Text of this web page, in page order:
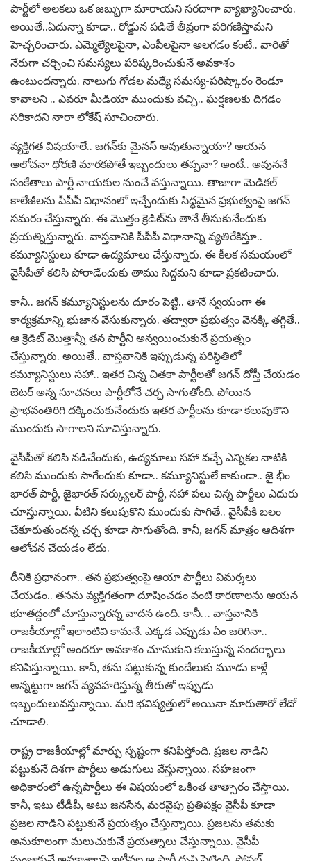
పార్టీలో అల‌క‌లు ఒక జ‌బ్బుగా మారాయ‌ని స‌ర‌దాగా వ్యాఖ్యానించారు.
అయితే..ఏదున్నా కూడా.. రోడ్డున ప‌డితే తీవ్రంగా ప‌రిగ‌ణిస్తామ‌ని
హెచ్చ‌రించారు. ఎమ్మెల్యేల‌పైనా, ఎంపీల‌పైనా అల‌గ‌డం కంటే.. వారితో
నేరుగా చ‌ర్చించి స‌మ‌స్య‌లు ప‌రిష్క‌రించుకునే అవ‌కాశం
ఉంటుంద‌న్నారు. నాలుగు గోడ‌ల మ‌ధ్యే స‌మ‌స్య‌-ప‌రిష్కారం రెండూ
కావాల‌ని .. ఎవ‌రూ మీడియా ముందుకు వ‌చ్చి.. ఘ‌ర్ష‌ణ‌ల‌కు దిగ‌డం
స‌రికాద‌ని నారా లోకేష్ సూచించారు.
వ్య‌క్తిగ‌త విష‌యాలే.. జ‌గ‌న్‌కు మైన‌స్ అవుతున్నాయా? ఆయ‌న
ఆలోచ‌నా ధోర‌ణి మార‌క‌పోతే ఇబ్బందులు త‌ప్ప‌వా? అంటే.. అవున‌నే
సంకేతాలు పార్టీ నాయ‌కుల నుంచే వ‌స్తున్నాయి. తాజాగా మెడిక‌ల్
కాలేజీల‌ను పీపీపీ విధానంలో ఇచ్చేందుకు సిద్ధ‌మైన ప్ర‌భుత్వంపై జ‌గ‌న్
స‌మ‌రం చేస్తున్నారు. ఈ మొత్తం క్రెడిట్‌ను తానే తీసుకునేందుకు
ప్ర‌య‌త్నిస్తున్నారు. వాస్త‌వానికి పీపీపీ విధానాన్ని వ్య‌తిరేకిస్తూ..
క‌మ్యూనిస్టులు కూడా ఉద్య‌మాలు చేస్తున్నారు. ఈ కీల‌క స‌మ‌యంలో
వైసీపీతో క‌లిసి పోరాడేందుకు తాము సిద్ధ‌మ‌ని కూడా ప్ర‌క‌టించారు.
కానీ.. జ‌గ‌న్ క‌మ్యూనిస్టుల‌ను దూరం పెట్టి.. తానే స్వ‌యంగా ఈ
కార్య‌క్ర‌మాన్ని భుజాన వేసుకున్నారు. తద్వారా ప్ర‌భుత్వం వెన‌క్కి త‌గ్గితే..
ఆ క్రెడిట్ మొత్తాన్నీ త‌న పార్టీని అన్వ‌యించుకునే ప్ర‌య‌త్నం
చేస్తున్నారు. అయితే.. వాస్త‌వానికి ఇప్పుడున్న ప‌రిస్థితిలో
క‌మ్యూనిస్టులు స‌హా.. ఇత‌ర చిన్న చిత‌కా పార్టీల‌తో జ‌గ‌న్ దోస్తీ చేయ‌డం
బెట‌ర్ అన్న సూచ‌న‌లు పార్టీలోనే చ‌ర్చ సాగుతోంది. పోయిన
ప్రాభ‌వంతిరిగి ద‌క్కించుకునేందుకు ఇత‌ర పార్టీల‌ను కూడా క‌లుపుకొని
ముందుకు సాగాల‌ని సూచిస్తున్నారు.
వైసీపీతో క‌లిసి న‌డిచేందుకు, ఉద్య‌మాలు స‌హా వ‌చ్చే ఎన్నిక‌ల నాటికి
క‌లిసి ముందుకు సాగేందుకు కూడా.. క‌మ్యూనిస్టులే కాకుండా.. జై భీం
భార‌త్ పార్టీ, జైభార‌త్ స‌ర్క్యుల‌ర్ పార్టీ, స‌హా ప‌లు చిన్న పార్టీలు ఎదురు
చూస్తున్నాయి. వీటిని క‌లుపుకొని ముందుకు సాగితే.. వైసీపీకి బ‌లం
చేకూరుతుంద‌న్న చ‌ర్చ కూడా సాగుతోంది. కానీ, జ‌గ‌న్ మాత్రం ఆదిశ‌గా
ఆలోచ‌న చేయ‌డం లేదు.
దీనికి ప్ర‌ధానంగా.. త‌న ప్ర‌భుత్వంపై ఆయా పార్టీలు విమ‌ర్శ‌లు
చేయ‌డం.. త‌న‌ను వ్య‌క్తిగ‌తంగా దూషించడం వంటి కార‌ణాల‌ను ఆయ‌న
భూత‌ద్దంలో చూస్తున్నార‌న్న వాద‌న ఉంది. కానీ… వాస్త‌వానికి
రాజ‌కీయాల్లో ఇలాంటివి కామ‌నే. ఎక్క‌డ ఎప్పుడు ఏం జ‌రిగినా..
రాజకీయాల్లో అంద‌రూ అవ‌కాశం చూసుకుని క‌లుస్తున్న సంద‌ర్భాలు
క‌నిపిస్తున్నాయి. కానీ, త‌ను ప‌ట్టుకున్న కుందేలుకు మూడు కాళ్లే
అన్న‌ట్టుగా జ‌గ‌న్ వ్య‌వ‌హ‌రిస్తున్న తీరుతో ఇప్పుడు
ఇబ్బందులువ‌స్తున్నాయి. మ‌రి భ‌విష్య‌త్తులో అయినా మారుతారో లేదో
చూడాలి.
రాష్ట్ర రాజ‌కీయాల్లో మార్పు స్ప‌ష్టంగా క‌నిపిస్తోంది. ప్ర‌జ‌ల నాడిని
ప‌ట్టుకునే దిశ‌గా పార్టీలు అడుగులు వేస్తున్నాయి. స‌హ‌జంగా
అధికారంలో ఉన్న‌పార్టీలు ఈ విష‌యంలో ఒకింత తాత్సారం చేస్తాయి.
కానీ, ఇటు టీడీపీ, అటు జ‌న‌సేన, మ‌రవైపు ప్ర‌తిప‌క్షం వైసీపీ కూడా
ప్ర‌జ‌ల నాడిని ప‌ట్టుకునే ప్ర‌య‌త్నం చేస్తున్నాయి. ప్ర‌జ‌లను త‌మకు
అనుకూలంగా మ‌లుచుకునే ప్ర‌య‌త్నాలు చేస్తున్నాయి. వైసీపీ